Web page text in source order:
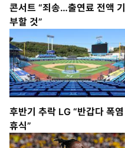
콘서트 “죄송…출연료 전액 기
부할 것”
후반기 추락 LG “반갑다 폭염
휴식”